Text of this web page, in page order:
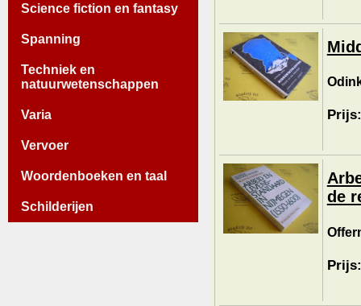
Science fiction en fantasy
Spanning
Techniek en
natuurwetenschappen
Varia
Vervoer
Woordenboeken en taal
Schilderijen
de